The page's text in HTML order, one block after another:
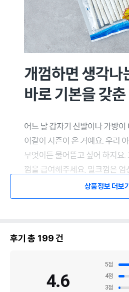
상품정보 더보기
후기 총 199건
4.6
5점
4점
3점